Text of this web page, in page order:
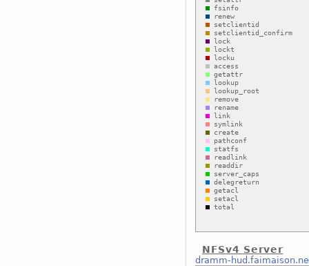
NFSv4 Server
dramm-